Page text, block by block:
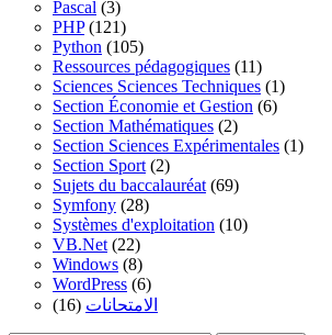
Pascal (3)
PHP(121)
Python (105)
Ressources pédagogiques (11)
Sciences Sciences Techniques (1)
Section Économie et Gestion (6)
Section Mathématiques (2)
Section Sciences Expérimentales (1)
Section Sport (2)
Sujets du baccalauréat (69)
Symfony (28)
Systèmes d'exploitation (10)
VB.Net (22)
Windows (8)
WordPress (6)
الامتحانات (16)